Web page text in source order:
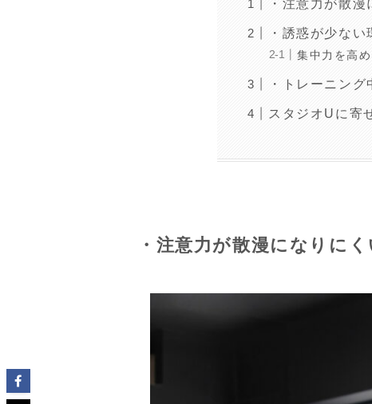
・注意力が散
・誘惑が少な
集中力を高
・トレーニン
スタジオUに寄
・注意力が散漫になりに